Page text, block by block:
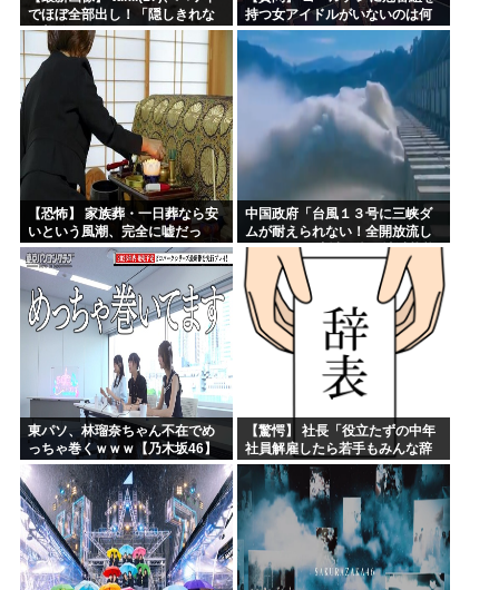
でほぼ全部出し！「隠しきれな
い美貌」とSNSざわつく
持つ女アイドルがいないのは何
故なのか？
【恐怖】 家族葬・一日葬なら安
いという風潮、完全に嘘だっ
た・・・・
中国政府「台風１３号に三峡ダ
ムが耐えられない！全開放流し
ろ！」⇒ 下流域の街が壊滅状態
ｗｗｗｗｗ
東パソ、林瑠奈ちゃん不在でめ
っちゃ巻くｗｗｗ【乃木坂46】
【驚愕】 社長「役立たずの中年
社員解雇したら若手もみんな辞
めてしまった…」